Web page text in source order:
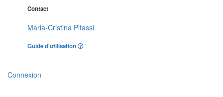
Contact
Maria-Cristina Pitassi
Guide d'utilisation
Connexion